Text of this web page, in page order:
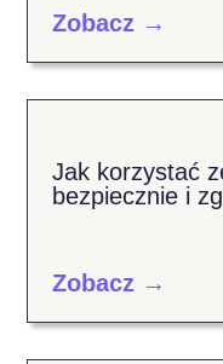
Zobacz →
Jak korzystać
bezpiecznie i
Zobacz →